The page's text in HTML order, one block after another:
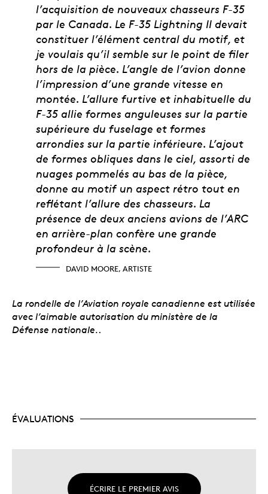
l’acquisition de nouveaux chasseurs F-35
par le Canada. Le F-35 Lightning II devait
constituer l’élément central du motif, et
je voulais qu’il semble sur le point de filer
hors de la pièce. L’angle de l’avion donne
l’impression d’une grande vitesse en
montée. L’allure furtive et inhabituelle du
F-35 allie formes anguleuses sur la partie
supérieure du fuselage et formes
arrondies sur la partie inférieure. L’ajout
de formes obliques dans le ciel, assorti de
nuages pommelés au bas de la pièce,
donne au motif un aspect rétro tout en
reflétant l’allure des chasseurs. La
présence de deux anciens avions de l’ARC
en arrière-plan confère une grande
profondeur à la scène.
DAVID MOORE, ARTISTE
La rondelle de l’Aviation royale canadienne est utilisée
avec l’aimable autorisation du ministère de la
Défense nationale..
ÉVALUATIONS
ÉCRIRE LE PREMIER AVIS